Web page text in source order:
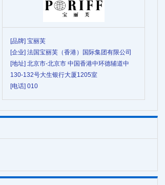
[品牌] 宝丽芙
[企业] 法国宝丽芙（香港）国际集团有限公司
[地址] 北京市-北京市 中国香港中环德辅道中
130-132号大生银行大厦1205室
[电话] 010